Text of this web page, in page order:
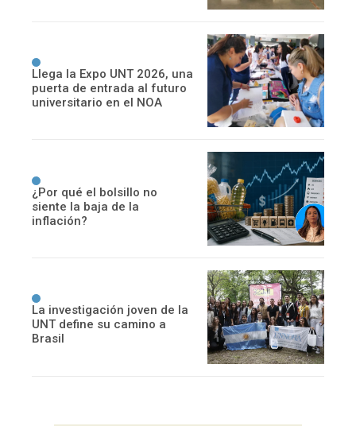
Llega la Expo UNT 2026, una
puerta de entrada al futuro
universitario en el NOA
¿Por qué el bolsillo no
siente la baja de la
inflación?
La investigación joven de la
UNT define su camino a
Brasil